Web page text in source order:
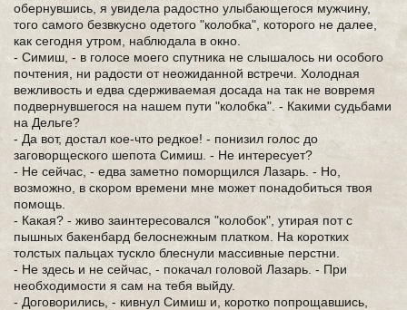
обернувшись, я увидела радостно улыбающегося мужчину,
того самого безвкусно одетого "колобка", которого не далее,
как сегодня утром, наблюдала в окно.
- Симиш, - в голосе моего спутника не слышалось ни особого
почтения, ни радости от неожиданной встречи. Холодная
вежливость и едва сдерживаемая досада на так не вовремя
подвернувшегося на нашем пути "колобка". - Какими судьбами
на Дельге?
- Да вот, достал кое-что редкое! - понизил голос до
заговорщеского шепота Симиш. - Не интересует?
- Не сейчас, - едва заметно поморщился Лазарь. - Но,
возможно, в скором времени мне может понадобиться твоя
помощь.
- Какая? - живо заинтересовался "колобок", утирая пот с
пышных бакенбард белоснежным платком. На коротких
толстых пальцах тускло блеснули массивные перстни.
- Не здесь и не сейчас, - покачал головой Лазарь. - При
необходимости я сам на тебя выйду.
- Договорились, - кивнул Симиш и, коротко попрощавшись,